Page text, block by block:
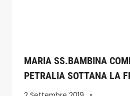
MARIA SS.BAMBINA
PETRALIA SOTTANA LA